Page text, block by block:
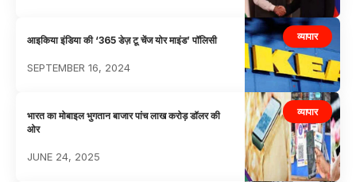
व्यापार
आइकिया इंडिया की ‘365 डेज़ टू चेंज योर माइंड’ पॉलिसी
SEPTEMBER 16, 2024
व्यापार
भारत का मोबाइल भुगतान बाजार पांच लाख करोड़ डॉलर की
ओर
JUNE 24, 2025